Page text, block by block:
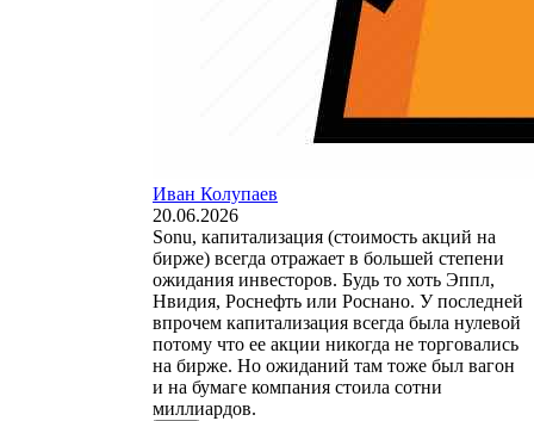
Иван Колупаев
20.06.2026
Sonu, капитализация (стоимость акций на
бирже) всегда отражает в большей степени
ожидания инвесторов. Будь то хоть Эппл,
Нвидия, Роснефть или Роснано. У последней
впрочем капитализация всегда была нулевой
потому что ее акции никогда не торговались
на бирже. Но ожиданий там тоже был вагон
и на бумаге компания стоила сотни
миллиардов.